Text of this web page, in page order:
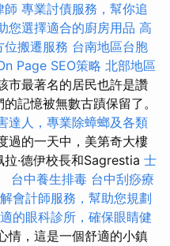
師 專業討債服務，幫你追
您選擇適合的廚房用品 高
位搬遷服務 台南地區台胞
Page SEO策略 北部地區
市最著名的居民也許是讚
記憶被無數古蹟保留了。
達人，專業除蟑螂及各類
過的一天中，美第奇大樓
·德伊校長和Sagrestia 士
台中養生排毒 台中刮痧療
會計師服務，幫助您規劃
的眼科診所，確保眼睛健
情，這是一個舒適的小鎮